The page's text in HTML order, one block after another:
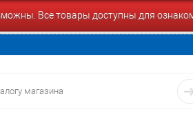
Все товары доступны для